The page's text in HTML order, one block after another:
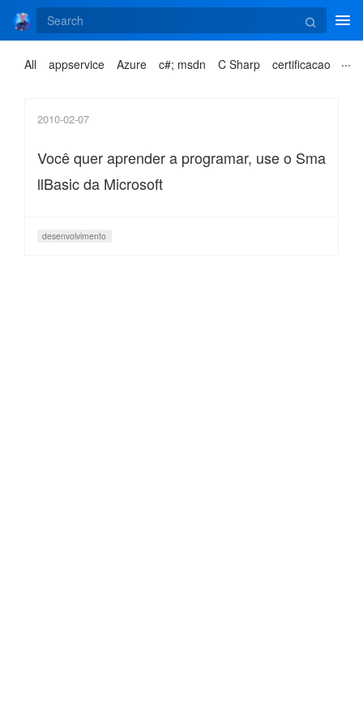
All
appservice Azure c#; msdn C Sharp certificacao
2010-02-07
Você quer aprender a programar, use o Sma
llBasic da Microsoft
desenvolvimento